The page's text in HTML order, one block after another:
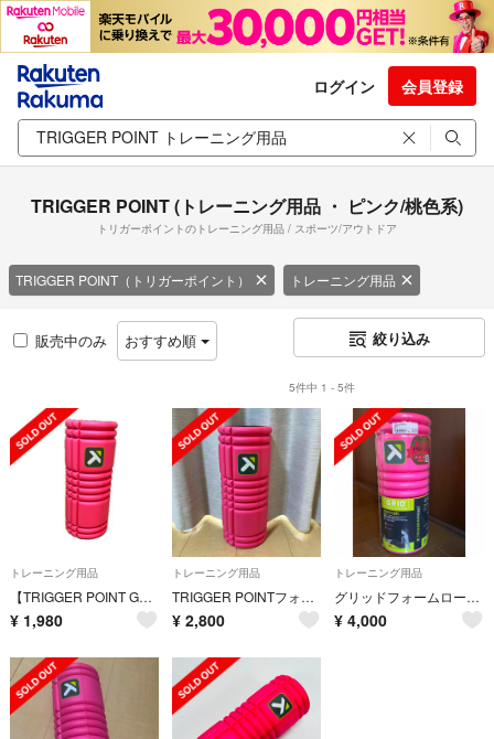
ログイン 会員登録
TRIGGER POINT (トレーニング用品 ・ ピンク/桃色系)
トリガーポイントのトレーニング用品 / スポーツ/アウトドア
TRIGGER POINT（トリガーポイント） トレーニング用品
販売中のみ おすすめ順 絞り込み
5件中 1 - 5件
トレーニング用品
【TRIGGER POINT GRID 】フォームローラー ピンク 04404
¥ 1,980
トレーニング用品
TRIGGER POINTフォームローラー ピンク
¥ 2,800
トレーニング用品
グリッドフォームローラー
¥ 4,000